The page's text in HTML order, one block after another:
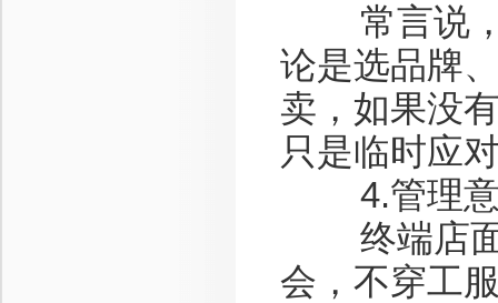
常言说，
论是选品牌
卖，如果没
只是临时应
4.管理意
终端店面
会，不穿工